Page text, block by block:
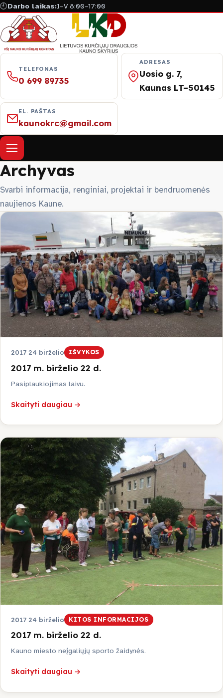
🕘Darbo laikas:I–V 8:00–17:00
TELEFONAS
0 699 89735
ADRESAS
Uosio g. 7,
Kaunas LT–50145
EL. PAŠTAS
kaunokrc@gmail.com
Atverti meniu
Apie mus
Naujienos
Galerija
Projektai
Ataskaitos
LKD Kauno skyrius
VšĮ Kauno kurčiųjų centras
Kontaktai
Kaunas
Kauno raj.
Jonavos raj.
Kaišiadorių raj.
Prienų raj.
LKD Kauno skyrius
Smurtas artimoje aplinkoje
Archyvas
Svarbi informacija, renginiai, projektai ir bendruomenės
naujienos Kaune.
2017 24 birželio IŠVYKOS
2017 m. birželio 22 d.
Pasiplaukiojimas laivu.
Skaityti daugiau →
2017 24 birželio KITOS INFORMACIJOS
2017 m. birželio 22 d.
Kauno miesto neįgaliųjų sporto žaidynės.
Skaityti daugiau →